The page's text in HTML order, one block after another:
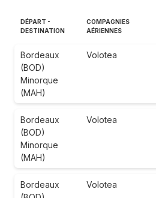
DÉPART -
DESTINATION
COMPAGNIES
AÉRIENNES
Bordeaux
(BOD)
Minorque
(MAH)
Volotea
Bordeaux
(BOD)
Minorque
(MAH)
Volotea
Bordeaux
Volotea